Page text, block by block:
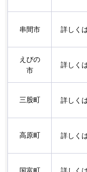
串間市 詳しく
えびの
市
詳しく
三股町 詳しく
高原町 詳しく